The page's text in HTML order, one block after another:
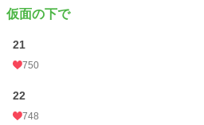
仮面の下で
21
750
22
748